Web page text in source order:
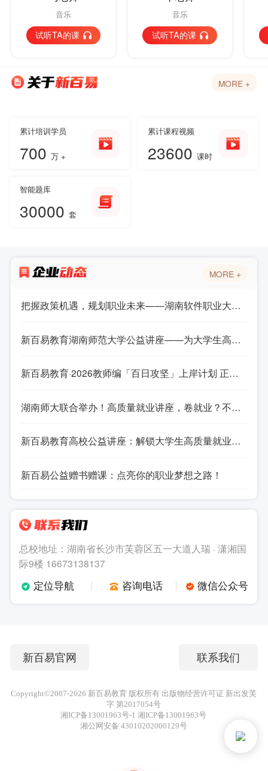
音乐
试听TA的课
音乐
试听TA的课
MORE +
累计培训学员
700万 +
累计课程视频
23600 课时
智能题库
30000套
MORE +
把握政策机遇，规划职业未来——湖南软件职业大学就业专题讲座
新百易教育湖南师范大学公益讲座——为大学生高质量就业精准导航
新百易教育·2026教师编「百日攻坚」上岸计划 正式启航
湖南师大联合举办！高质量就业讲座，卷就业？不如精准发力！
新百易教育高校公益讲座：解锁大学生高质量就业密码​
新百易公益赠书赠课：点亮你的职业梦想之路！
总校地址：湖南省长沙市芙蓉区五一大道人瑞 · 潇湘国
际9楼 16673138137
定位导航 咨询电话 微信公众号
新百易官网 联系我们
Copyright©2007-2026 新百易教育 版权所有 出版物经营许可证 新出发芙
字 第2017054号
湘ICP备13001963号-1 湘ICP备13001963号
湘公网安备 43010202000129号